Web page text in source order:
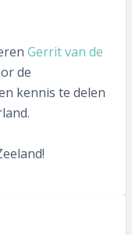
Gerrit van de
de
kennis te delen
plannen